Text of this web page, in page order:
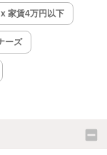
家賃4万円以下
ーズ